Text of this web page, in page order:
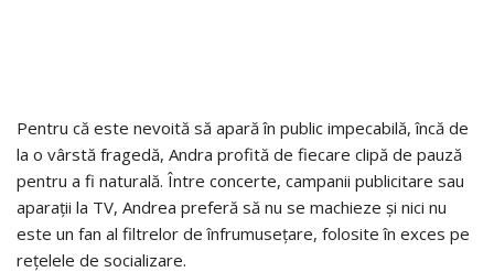
Pentru că este nevoită să apară în public impecabilă, încă de
la o vârstă fragedă, Andra profită de fiecare clipă de pauză
pentru a fi naturală. Între concerte, campanii publicitare sau
aparații la TV, Andrea preferă să nu se machieze și nici nu
este un fan al filtrelor de înfrumusețare, folosite în exces pe
rețelele de socializare.